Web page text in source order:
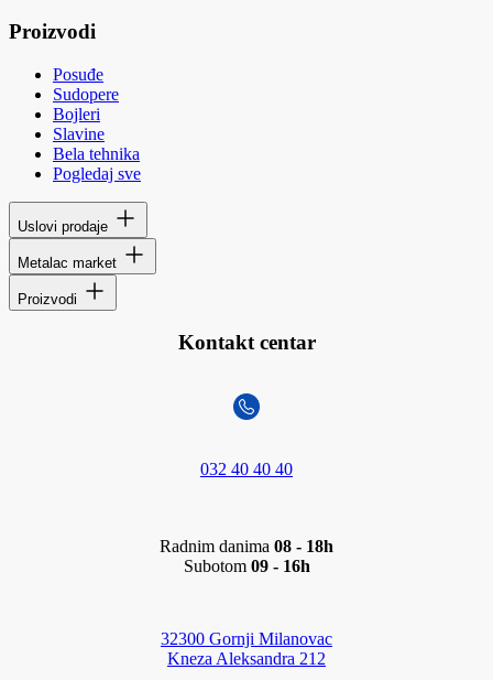
Proizvodi
Posuđe
Sudopere
Bojleri
Slavine
Bela tehnika
Pogledaj sve
Uslovi prodaje
Metalac market
Proizvodi
Kontakt centar
032 40 40 40
Radnim danima 08 - 18h
Subotom 09 - 16h
32300 Gornji Milanovac
Kneza Aleksandra 212